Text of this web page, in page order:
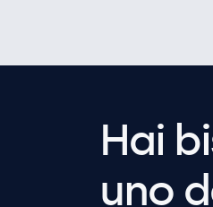
Hai
uno